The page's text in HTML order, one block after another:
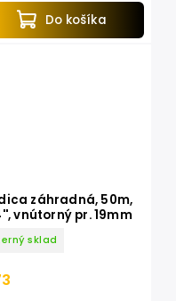
Do košíka
záhradná, 50m,
vnútorný pr. 19mm
sklad